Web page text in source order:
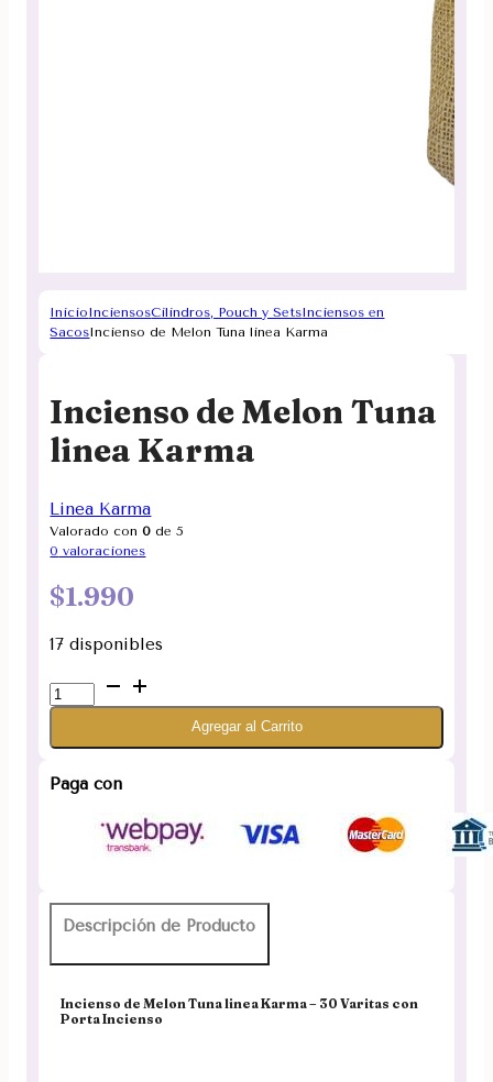
InicioInciensosCilindros, Pouch y SetsInciensos en
SacosIncienso de Melon Tuna linea Karma
Incienso de Melon Tuna
linea Karma
Linea Karma
Valorado con0 de 5
0 valoraciones
$1.990
17 disponibles
Incienso
de
linea
cantidad
Agregar al Carrito
Paga con
Descripción de Producto
Incienso de Melon Tuna linea Karma – 30 Varitas con
Porta Incienso